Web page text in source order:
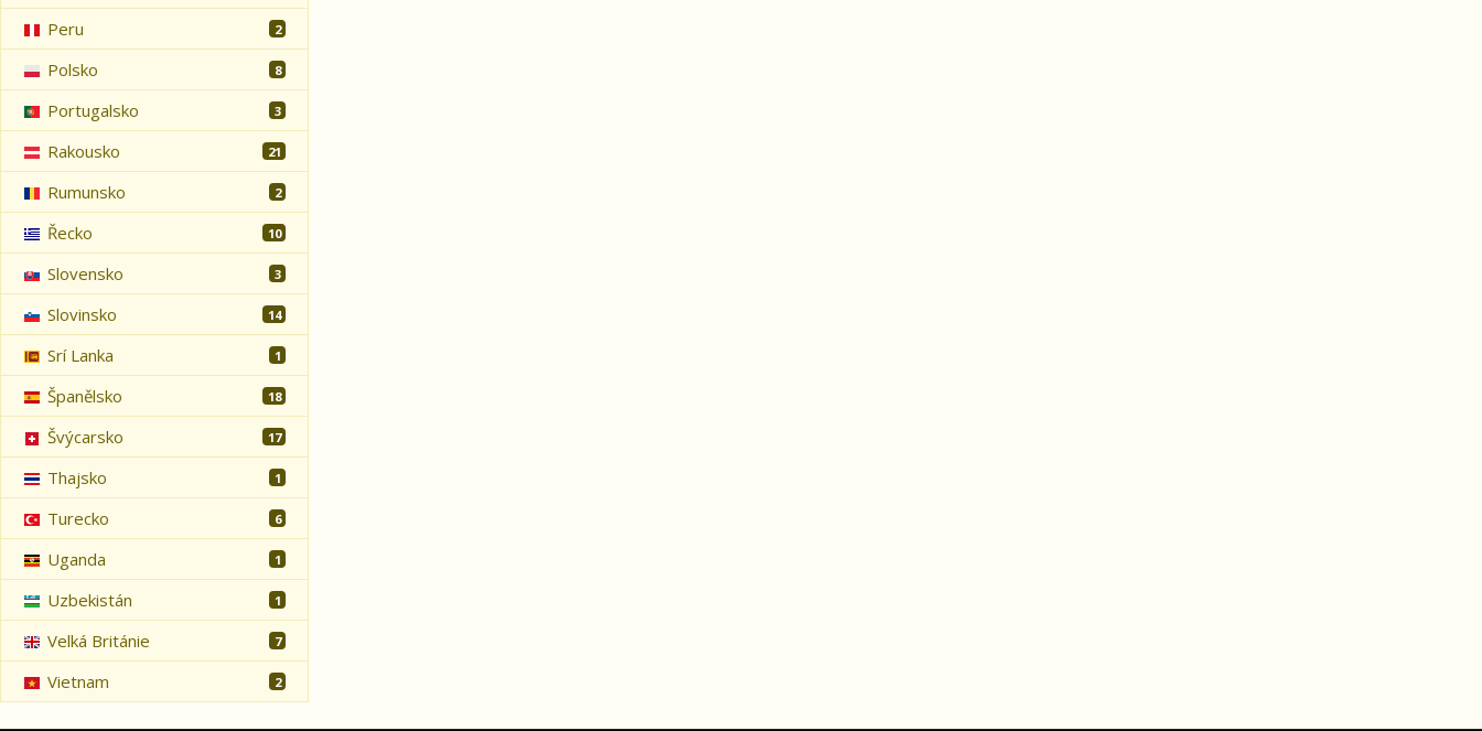
Peru 2
Polsko 8
Portugalsko 3
Rakousko 21
Rumunsko 2
Řecko 10
Slovensko 3
Slovinsko 14
Srí Lanka 1
Španělsko 18
Švýcarsko 17
Thajsko 1
Turecko 6
Uganda 1
Uzbekistán 1
Velká Británie 7
Vietnam 2